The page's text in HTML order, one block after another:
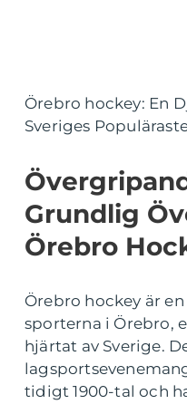
Örebro hockey: En
Sveriges
Grundlig
Örebro
Örebro hockey är
sporterna i Örebro,
hjärtat av Sverige.
tidigt 1900-tal och